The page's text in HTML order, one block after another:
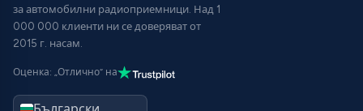
за автомобилни радиоприемници. Над 1
000 000 клиенти ни се доверяват от
2015 г. насам.
Оценка: „Отлично“ на